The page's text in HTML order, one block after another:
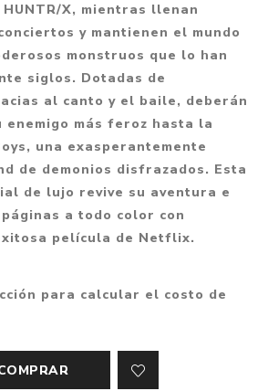
X, mientras llenan
y mantienen el mundo
monstruos que lo han
siglos. Dotadas de
al canto y el baile, deberán
más feroz hasta la
una exasperantemente
de demonios disfrazados. Esta
de lujo revive su aventura e
a todo color con
película de Netflix.
para calcular el costo de